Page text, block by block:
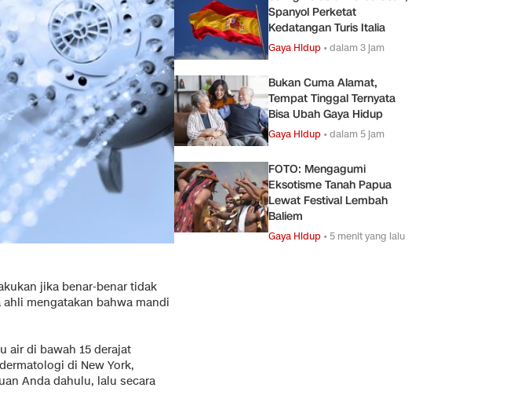
jika benar-benar tidak
mengatakan bahwa mandi
air di bawah 15 derajat
di New York,
Anda dahulu, lalu secara
Spanyol Perketat
Kedatangan Turis Italia
Gaya Hidup •dalam 3 jam
Bukan Cuma Alamat,
Tempat Tinggal Ternyata
Bisa Ubah Gaya Hidup
Gaya Hidup •dalam 5 jam
FOTO: Mengagumi
Eksotisme Tanah Papua
Lewat Festival Lembah
Baliem
Gaya Hidup • 5 menit yang lalu